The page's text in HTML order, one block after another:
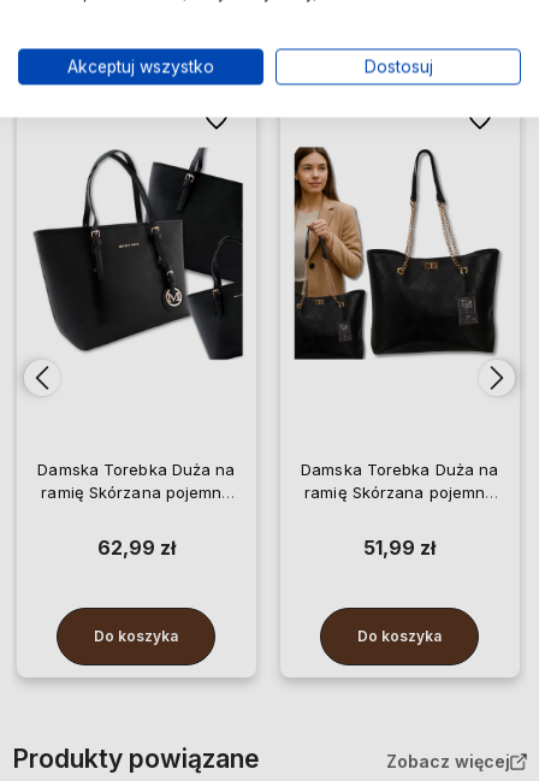
Damska Torebka Duża na
ramię Skórzana pojemna
62,99 zł
Do koszyka
Do ulubionych
Do ulubionych
Damska Torebka Duża na
ramię Skórzana pojemna
51,99 zł
Do koszyka
Do
Do
Produkty powiązane Zobacz więcej
Akceptuj wszystko Dostosuj